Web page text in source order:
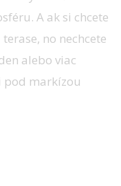
A ak si chcete
no nechcete
alebo viac
pod markízou